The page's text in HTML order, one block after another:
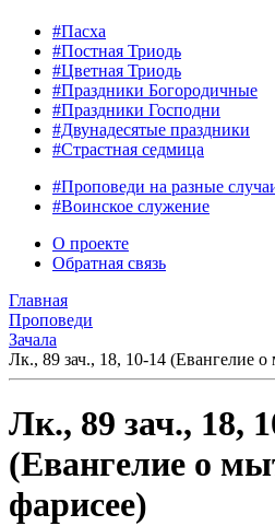
#Пасха
#Постная Триодь
#Цветная Триодь
#Праздники Богородичные
#Праздники Господни
#Двунадесятые праздники
#Страстная седмица
#Проповеди на разные
#Воинское служение
О проекте
Обратная связь
Главная
Проповеди
Зачала
Лк., 89 зач., 18, 10-14 (Евангелие
Лк., 89 зач., 18,
(Евангелие о
фарисее)